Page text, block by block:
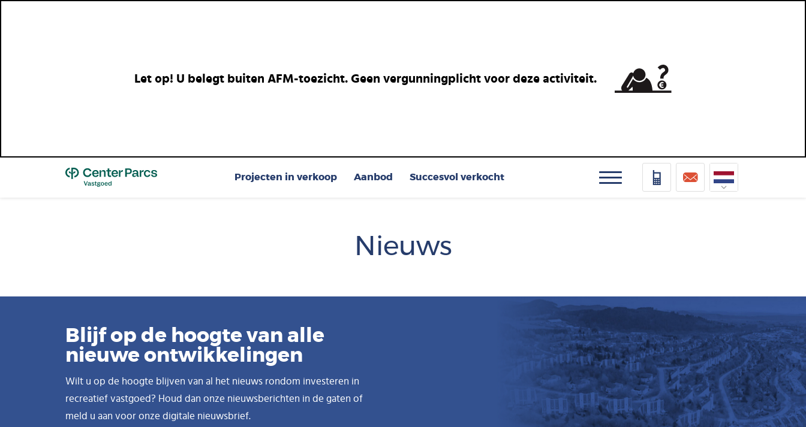
Let op! U belegt buiten AFM-toezicht. Geen vergunningplicht voor deze activiteit.
Top
Projecten in verkoop Aanbod Succesvol verkocht
Nieuws
Blijf op de hoogte van alle
nieuwe ontwikkelingen
Wilt u op de hoogte blijven van al het nieuws rondom investeren in
recreatief vastgoed? Houd dan onze nieuwsberichten in de gaten of
meld u aan voor onze digitale nieuwsbrief.